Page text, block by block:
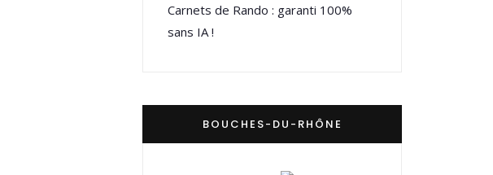
Carnets de Rando : garanti 100%
sans IA !
BOUCHES-DU-RHÔNE